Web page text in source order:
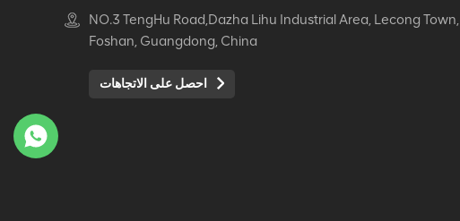
كرسي جلدي مريح من
طوال اليوم
NO.3 TengHu Road,Dazha Lihu Industrial Area, Lecong Town,
Foshan, Guangdong, China